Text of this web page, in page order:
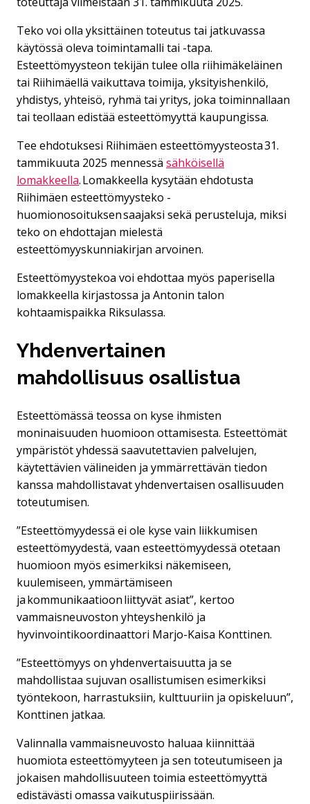
Teko voi olla yksittäinen toteutus tai jatkuvassa
käytössä oleva toimintamalli tai -tapa.
Esteettömyysteon tekijän tulee olla riihimäkeläinen
tai Riihimäellä vaikuttava toimija, yksityishenkilö,
yhdistys, yhteisö, ryhmä tai yritys, joka toiminnallaan
tai teollaan edistää esteettömyyttä kaupungissa.
Tee ehdotuksesi Riihimäen esteettömyysteosta 31.
tammikuuta 2025 mennessä sähköisellä
lomakkeella. Lomakkeella kysytään ehdotusta
Riihimäen esteettömyysteko -
huomionosoituksen saajaksi sekä perusteluja, miksi
teko on ehdottajan mielestä
esteettömyyskunniakirjan arvoinen.
Esteettömyystekoa voi ehdottaa myös paperisella
lomakkeella kirjastossa ja Antonin talon
kohtaamispaikka Riksulassa.
Yhdenvertainen
mahdollisuus osallistua
Esteettömässä teossa on kyse ihmisten
moninaisuuden huomioon ottamisesta. Esteettömät
ympäristöt yhdessä saavutettavien palvelujen,
käytettävien välineiden ja ymmärrettävän tiedon
kanssa mahdollistavat yhdenvertaisen osallisuuden
toteutumisen.
”Esteettömyydessä ei ole kyse vain liikkumisen
esteettömyydestä, vaan esteettömyydessä otetaan
huomioon myös esimerkiksi näkemiseen,
kuulemiseen, ymmärtämiseen
ja kommunikaatioon liittyvät asiat”, kertoo
vammaisneuvoston yhteyshenkilö ja
hyvinvointikoordinaattori Marjo-Kaisa Konttinen.
”Esteettömyys on yhdenvertaisuutta ja se
mahdollistaa sujuvan osallistumisen esimerkiksi
työntekoon, harrastuksiin, kulttuuriin ja opiskeluun”,
Konttinen jatkaa.
Valinnalla vammaisneuvosto haluaa kiinnittää
huomiota esteettömyyteen ja sen toteutumiseen ja
jokaisen mahdollisuuteen toimia esteettömyyttä
edistävästi omassa vaikutuspiirissään.